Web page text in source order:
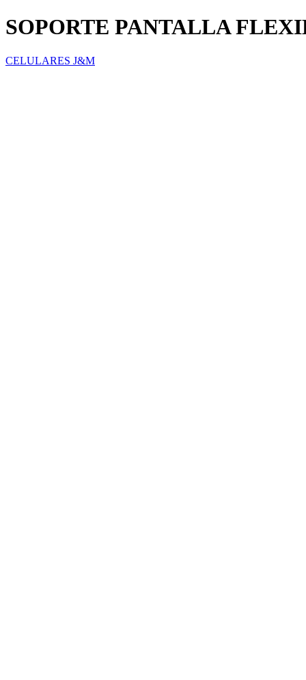
SOPORTE PANTALLA
CELULARES J&M